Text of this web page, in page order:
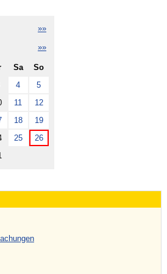
»»
»»
Sa
So
4
5
11
12
18
19
25
26